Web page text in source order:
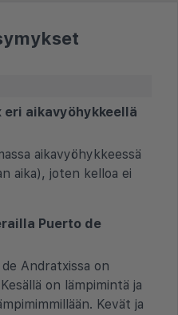
eri aikavyöhykkeellä
aikavyöhykkeessä
aika), joten kelloa ei
Puerto de
Andratxissa on
on lämpimintä ja
Kevät ja